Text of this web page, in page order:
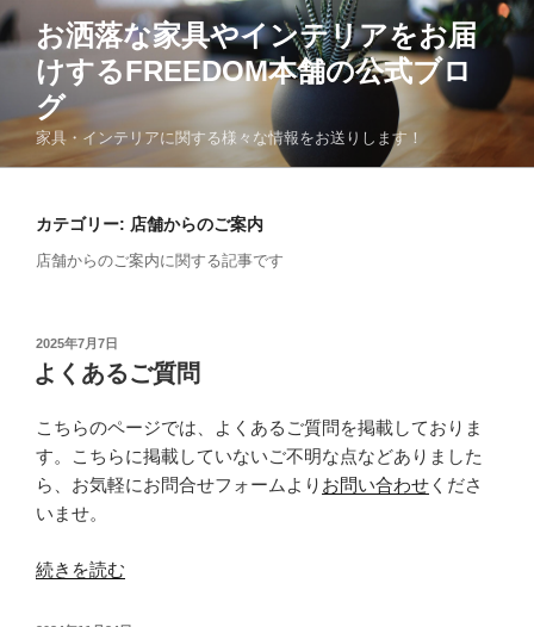
コ
ン
ツ
お洒落な家具やインテリアをお届
けするFREEDOM本舗の公式ブロ
グ
家具・インテリアに関する様々な情報をお送りします！
カテゴリー: 店舗からのご案内
店舗からのご案内に関する記事です
投
稿
日:
2025年7月7日
よくあるご質問
こちらのページでは、よくあるご質問を掲載しておりま
す。こちらに掲載していないご不明な点などありました
ら、お気軽にお問合せフォームより お問い合わせ くださ
いませ。
“よ
続きを読む